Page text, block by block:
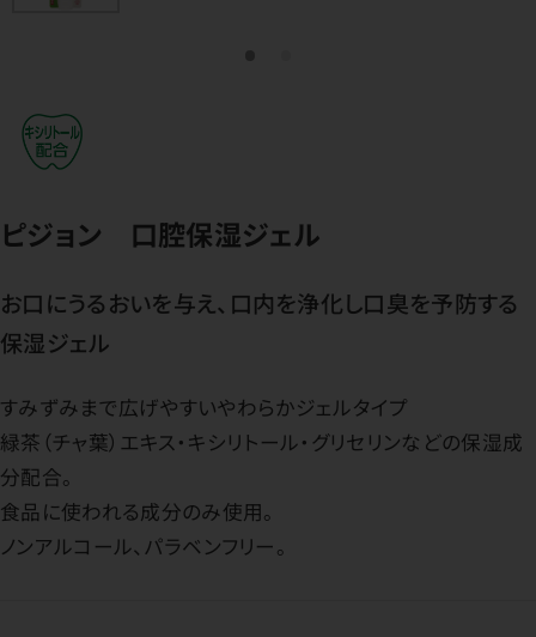
ピジョン 口腔保湿ジェル
お口にうるおいを与え、口内を浄化し口臭を予防する
保湿ジェル
すみずみまで広げやすいやわらかジェルタイプ
緑茶（チャ葉）エキス・キシリトール・グリセリンなどの保湿成
分配合。
食品に使われる成分のみ使用。
ノンアルコール、パラベンフリー。